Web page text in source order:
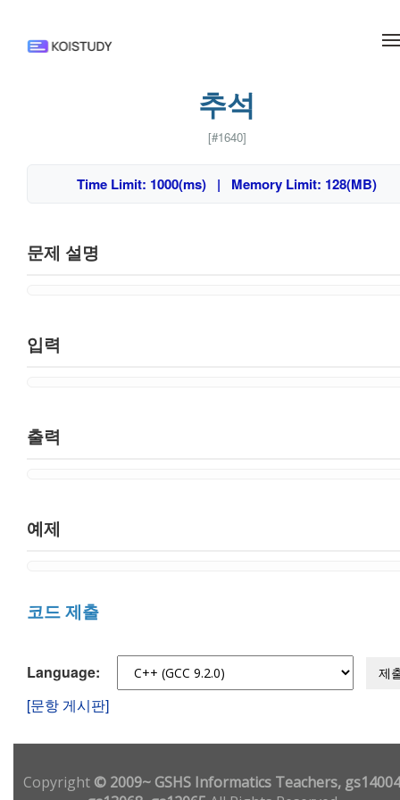
추석
[#1640]
Time Limit: 1000(ms) | Memory Limit: 128(MB)
문제 설명
입력
출력
예제
코드 제출
Language: 제
[문항 게시판]
Copyright© 2009~ GSHS Informatics Teachers,